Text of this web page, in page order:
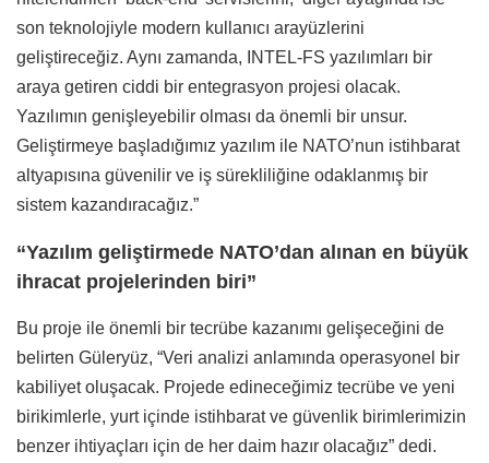
son teknolojiyle modern kullanıcı arayüzlerini
geliştireceğiz. Aynı zamanda, INTEL-FS yazılımları bir
araya getiren ciddi bir entegrasyon projesi olacak.
Yazılımın genişleyebilir olması da önemli bir unsur.
Geliştirmeye başladığımız yazılım ile NATO’nun istihbarat
altyapısına güvenilir ve iş sürekliliğine odaklanmış bir
sistem kazandıracağız.”
“Yazılım geliştirmede NATO’dan alınan en büyük
ihracat projelerinden biri”
Bu proje ile önemli bir tecrübe kazanımı gelişeceğini de
belirten Güleryüz, “Veri analizi anlamında operasyonel bir
kabiliyet oluşacak. Projede edineceğimiz tecrübe ve yeni
birikimlerle, yurt içinde istihbarat ve güvenlik birimlerimizin
benzer ihtiyaçları için de her daim hazır olacağız” dedi.